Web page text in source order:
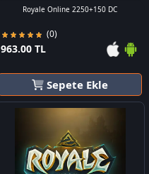
Royale Online 2250+150 DC
(0)
963.00 TL
Sepete Ekle